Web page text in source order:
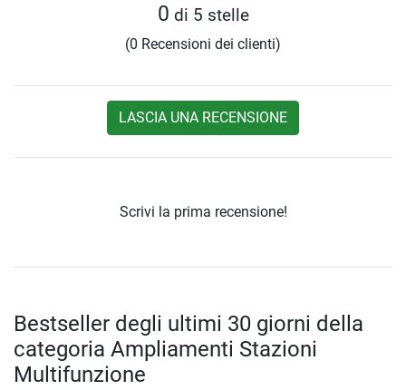
0 di 5 stelle
(0 Recensioni dei clienti)
LASCIA UNA RECENSIONE
Scrivi la prima recensione!
Bestseller degli ultimi 30 giorni della
categoria Ampliamenti Stazioni
Multifunzione